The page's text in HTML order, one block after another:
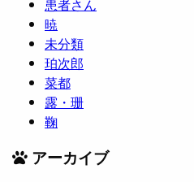
患者さん
暁
未分類
珀次郎
菜都
露・珊
鞠
アーカイブ